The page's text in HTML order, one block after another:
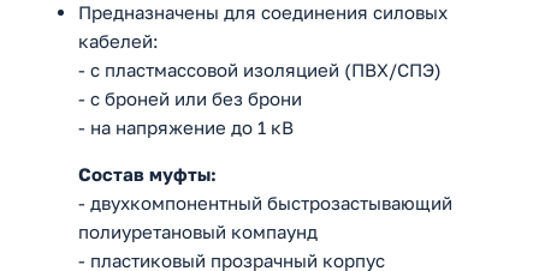
Предназначены для соединения силовых
кабелей:
- с пластмассовой изоляцией (ПВХ/СПЭ)
- с броней или без брони
- на напряжение до 1 кВ
Состав муфты:
- двухкомпонентный быстрозастывающий
полиуретановый компаунд
- пластиковый прозрачный корпус